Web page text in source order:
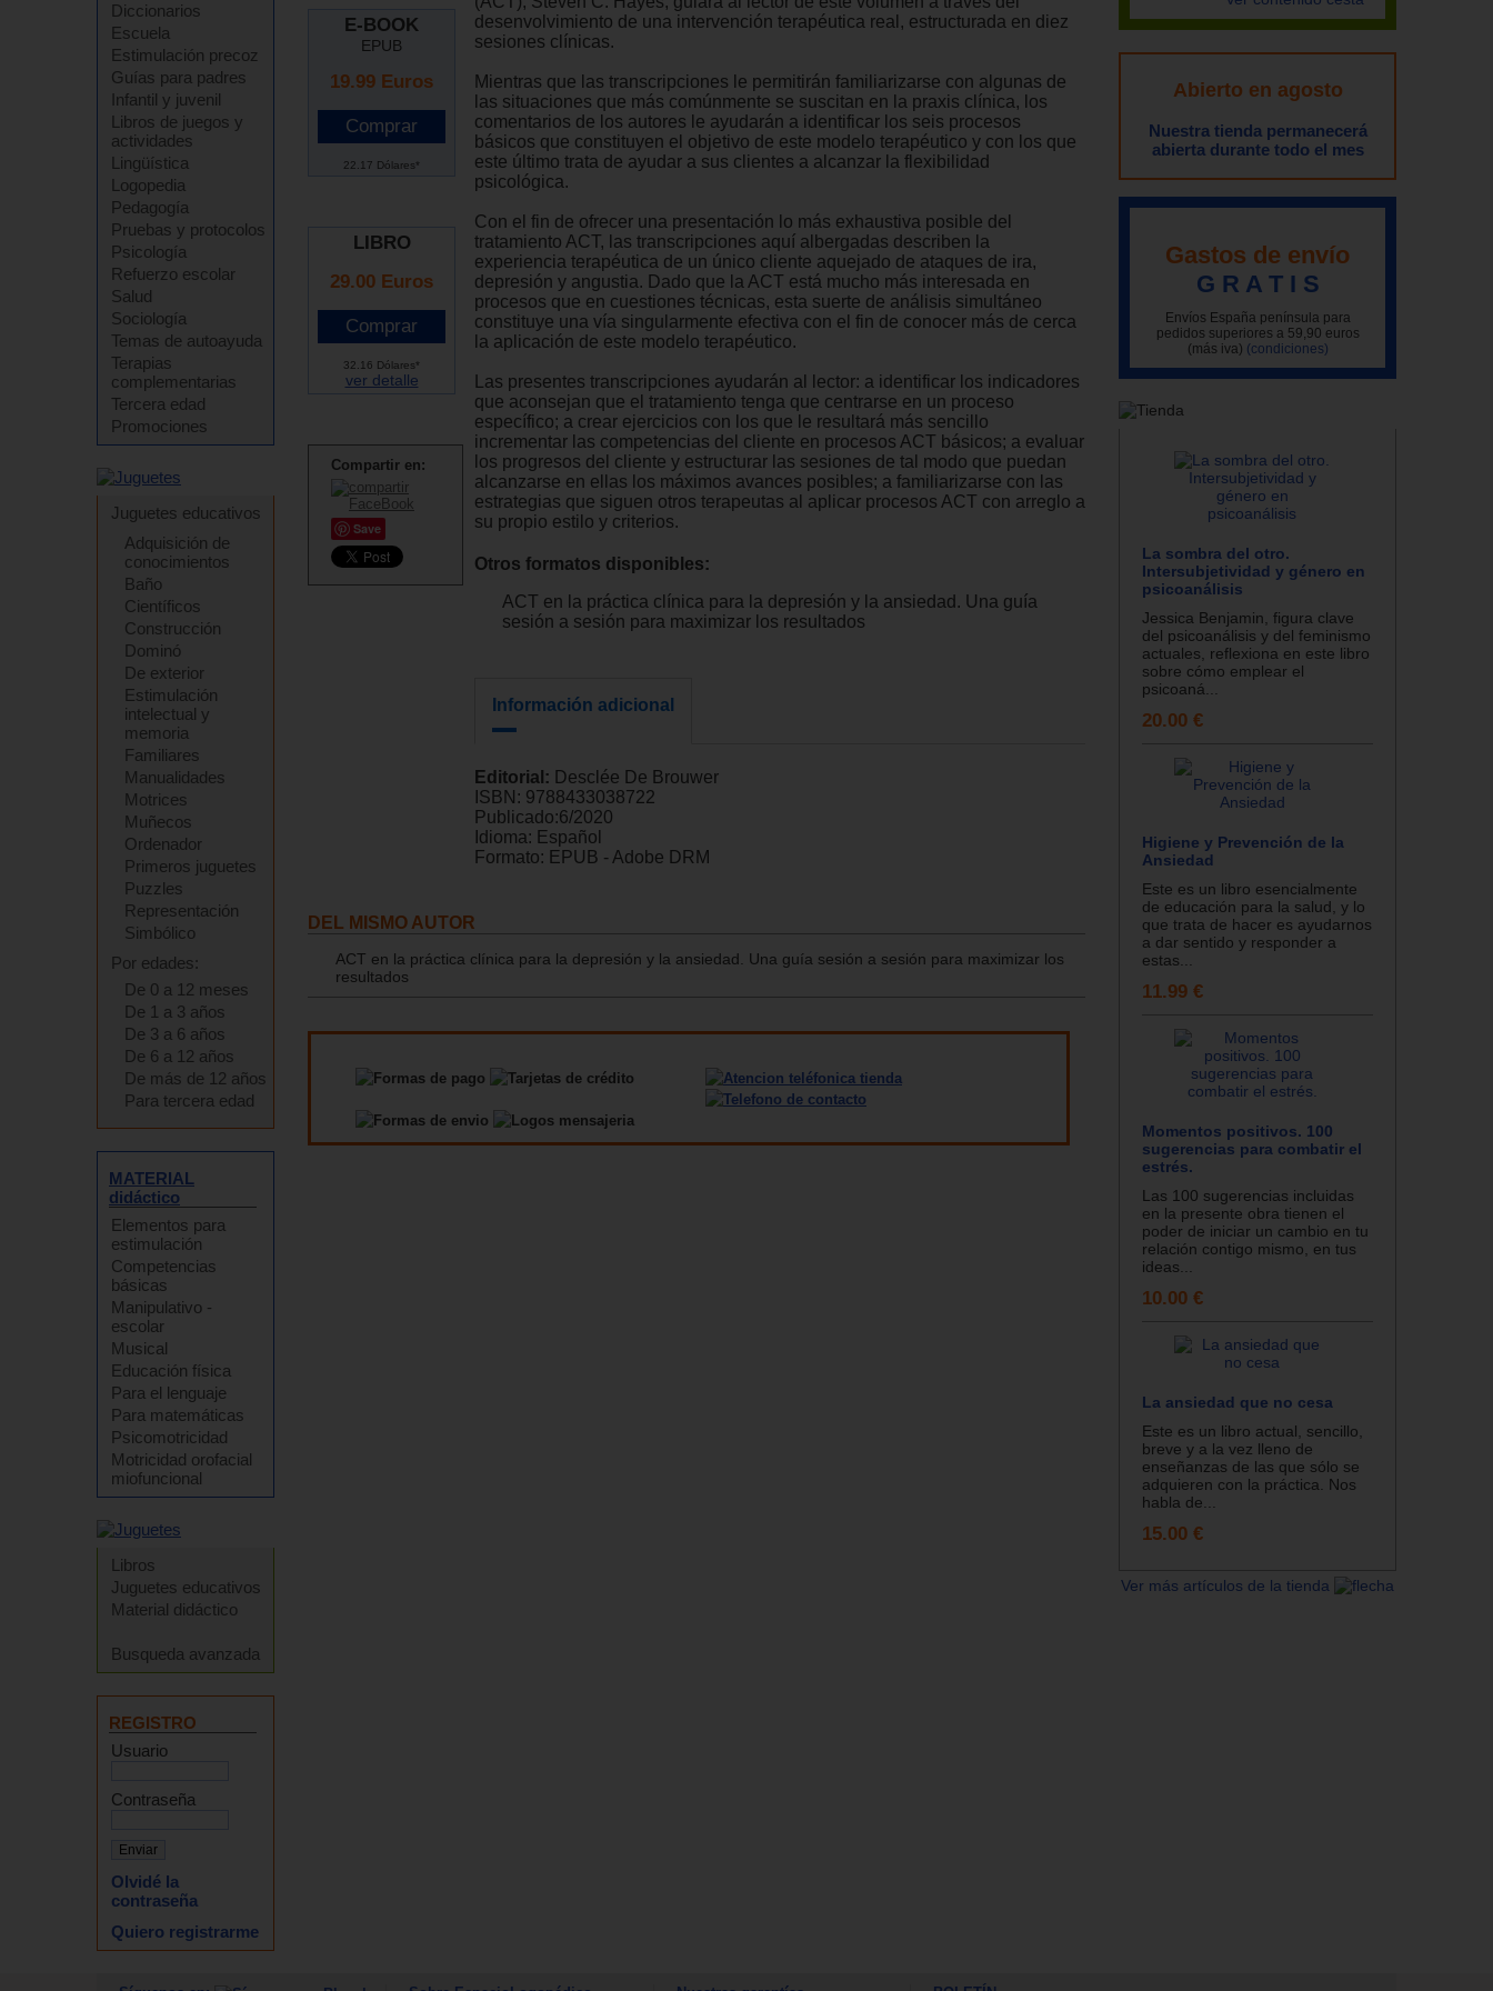
Diccionarios
Escuela
Estimulación precoz
Guías para padres
Infantil y juvenil
Libros de juegos y
actividades
Lingüística
Logopedia
Pedagogía
Pruebas y protocolos
Psicología
Refuerzo escolar
Salud
Sociología
Temas de autoayuda
Terapias
complementarias
Tercera edad
Promociones
Juguetes educativos
Adquisición de
conocimientos
Baño
Científicos
Construcción
Dominó
De exterior
Estimulación
intelectual y
memoria
Familiares
Manualidades
Motrices
Muñecos
Ordenador
Primeros juguetes
Puzzles
Representación
Simbólico
Por edades:
De 0 a 12 meses
De 1 a 3 años
De 3 a 6 años
De 6 a 12 años
De más de 12 años
Para tercera edad
MATERIAL
didáctico
Elementos para
estimulación
Competencias
básicas
Manipulativo -
escolar
Musical
Educación física
Para el lenguaje
Para matemáticas
Psicomotricidad
Motricidad orofacial
miofuncional
Libros
Juguetes educativos
Material didáctico
Busqueda avanzada
REGISTRO
Usuario
Contraseña
Olvidé la
contraseña
Quiero registrarme
E-BOOK
EPUB
19.99 Euros
22.17 Dólares*
LIBRO
29.00 Euros
32.16 Dólares*
ver detalle
Compartir en:
Save
desenvolvimiento de una intervención terapéutica real, estructurada en diez
sesiones clínicas.
Mientras que las transcripciones le permitirán familiarizarse con algunas de
las situaciones que más comúnmente se suscitan en la praxis clínica, los
comentarios de los autores le ayudarán a identificar los seis procesos
básicos que constituyen el objetivo de este modelo terapéutico y con los que
este último trata de ayudar a sus clientes a alcanzar la flexibilidad
psicológica.
Con el fin de ofrecer una presentación lo más exhaustiva posible del
tratamiento ACT, las transcripciones aquí albergadas describen la
experiencia terapéutica de un único cliente aquejado de ataques de ira,
depresión y angustia. Dado que la ACT está mucho más interesada en
procesos que en cuestiones técnicas, esta suerte de análisis simultáneo
constituye una vía singularmente efectiva con el fin de conocer más de cerca
la aplicación de este modelo terapéutico.
Las presentes transcripciones ayudarán al lector: a identificar los indicadores
que aconsejan que el tratamiento tenga que centrarse en un proceso
específico; a crear ejercicios con los que le resultará más sencillo
incrementar las competencias del cliente en procesos ACT básicos; a evaluar
los progresos del cliente y estructurar las sesiones de tal modo que puedan
alcanzarse en ellas los máximos avances posibles; a familiarizarse con las
estrategias que siguen otros terapeutas al aplicar procesos ACT con arreglo a
su propio estilo y criterios.
Otros formatos disponibles:
ACT en la práctica clínica para la depresión y la ansiedad. Una guía
sesión a sesión para maximizar los resultados
Información adicional
Editorial: Desclée De Brouwer
ISBN: 9788433038722
Publicado:6/2020
Idioma: Español
Formato: EPUB - Adobe DRM
DEL MISMO AUTOR
ACT en la práctica clínica para la depresión y la ansiedad. Una guía sesión a sesión para maximizar los
resultados
Abierto en agosto
Nuestra tienda permanecerá
abierta durante todo el mes
Gastos de envío
G R A T I S
Envíos España península para
pedidos superiores a 59,90 euros
(más iva) (condiciones)
La sombra del otro.
Intersubjetividad y género en
psicoanálisis
Jessica Benjamin, figura clave
del psicoanálisis y del feminismo
actuales, reflexiona en este libro
sobre cómo emplear el
psicoaná...
20.00 €
Higiene y Prevención de la
Ansiedad
Este es un libro esencialmente
de educación para la salud, y lo
que trata de hacer es ayudarnos
a dar sentido y responder a
estas...
11.99 €
Momentos positivos. 100
sugerencias para combatir el
estrés.
Las 100 sugerencias incluidas
en la presente obra tienen el
poder de iniciar un cambio en tu
relación contigo mismo, en tus
ideas...
10.00 €
La ansiedad que no cesa
Este es un libro actual, sencillo,
breve y a la vez lleno de
enseñanzas de las que sólo se
adquieren con la práctica. Nos
habla de...
15.00 €
Ver más artículos de la tienda